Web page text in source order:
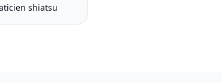
shiatsu